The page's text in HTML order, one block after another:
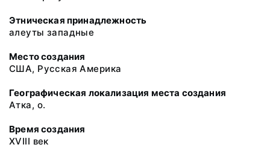
Этническая принадлежность
алеуты западные
Место создания
США, Русская Америка
Географическая локализация места создания
Атка, о.
Время создания
XVIII век